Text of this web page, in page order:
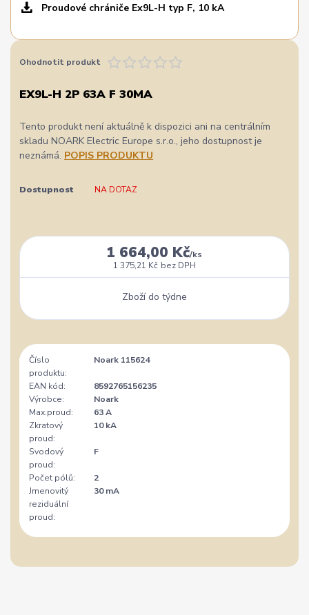
Proudové chrániče Ex9L-H typ F, 10 kA
Ohodnotit produkt
EX9L-H 2P 63A F 30MA
Tento produkt není aktuálně k dispozici ani na centrálním
skladu NOARK Electric Europe s.r.o., jeho dostupnost je
neznámá. POPIS PRODUKTU
Dostupnost NA DOTAZ
1 664,00 Kč/ks
1 375,21 Kč bez DPH
Zboží do týdne
Číslo
produktu:
Noark 115624
EAN kód:
8592765156235
Výrobce:
Noark
Max.proud:
63 A
Zkratový
proud:
10 kA
Svodový
proud:
F
Počet pólů:
2
Jmenovitý
reziduální
proud:
30 mA